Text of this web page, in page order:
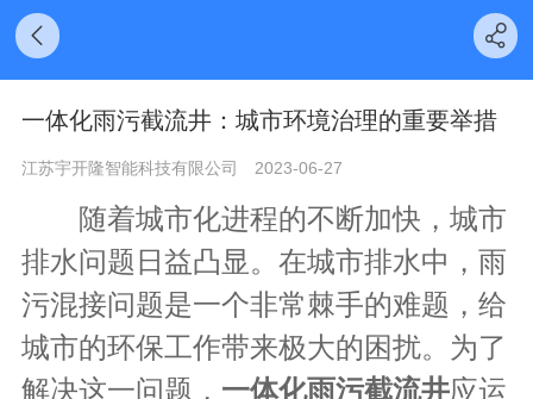
一体化雨污截流井：城市环境治理的重要举措
江苏宇开隆智能科技有限公司 2023-06-27
随着城市化进程的不断加快，城市
排水问题日益凸显。在城市排水中，雨
污混接问题是一个非常棘手的难题，给
城市的环保工作带来极大的困扰。为了
解决这一问题， 一体化雨污截流井应运